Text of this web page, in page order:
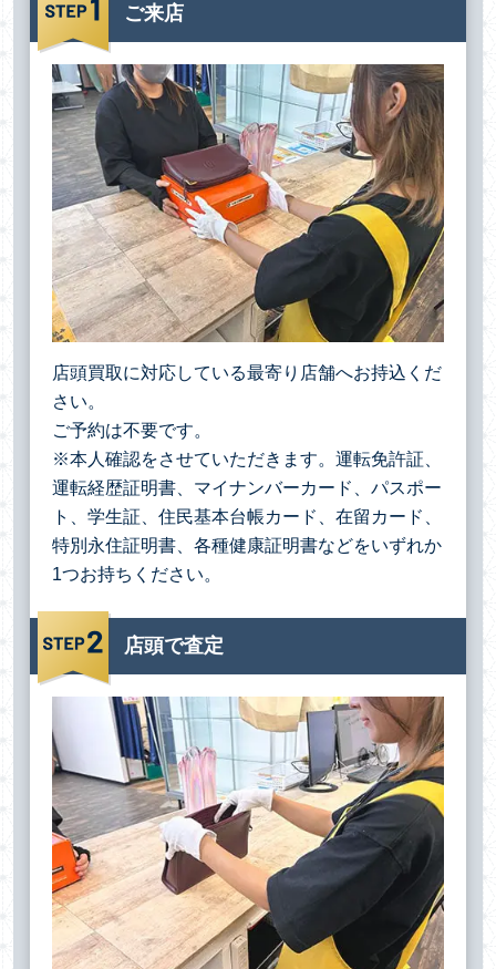
ご来店
店頭買取に対応している最寄り店舗へお持込くだ
さい。
ご予約は不要です。
※本人確認をさせていただきます。運転免許証、
運転経歴証明書、マイナンバーカード、パスポー
ト、学生証、住民基本台帳カード、在留カード、
特別永住証明書、各種健康証明書などをいずれか
1つお持ちください。
店頭で査定